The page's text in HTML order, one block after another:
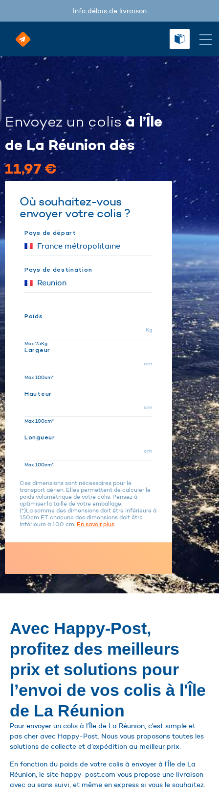
Info délais de livraison
Envoyez un colis à l’Île
de La Réunion dès
11,97 €
Où souhaitez-vous
envoyer votre colis ?
Pays de départ
Pays de destination
Poids
Kg
Max 25Kg
Largeur
cm
Max 100cm*
Hauteur
cm
Max 100cm*
Longueur
cm
Max 100cm*
Ces dimensions sont nécessaires pour le
transport aérien. Elles permettent de calculer le
poids volumétrique de votre colis. Pensez à
optimiser la taille de votre emballage.
(*)La somme des dimensions doit être inférieure à
150cm ET chacune des dimensions doit être
inférieure à 100 cm. En savoir plus
Avec Happy-Post,
profitez des meilleurs
prix et solutions pour
l’envoi de vos colis à l'Île
de La Réunion
Pour envoyer un colis à l’Île de La Réunion, c’est simple et
pas cher avec Happy-Post. Nous vous proposons toutes les
solutions de collecte et d’expédition au meilleur prix.
En fonction du poids de votre colis à envoyer à l’Île de La
Réunion, le site happy-post.com vous propose une livraison
avec ou sans suivi, et même en express si vous le souhaitez.